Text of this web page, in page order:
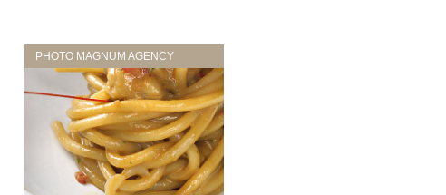
PHOTO MAGNUM AGENCY